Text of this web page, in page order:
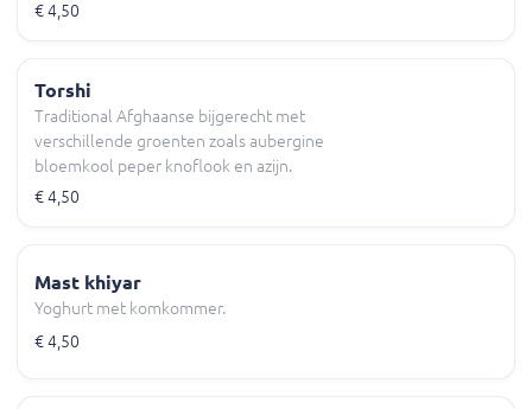
€ 4,50
Torshi
Traditional Afghaanse bijgerecht met
verschillende groenten zoals aubergine
bloemkool peper knoflook en azijn.
€ 4,50
Mast khiyar
Yoghurt met komkommer.
€ 4,50